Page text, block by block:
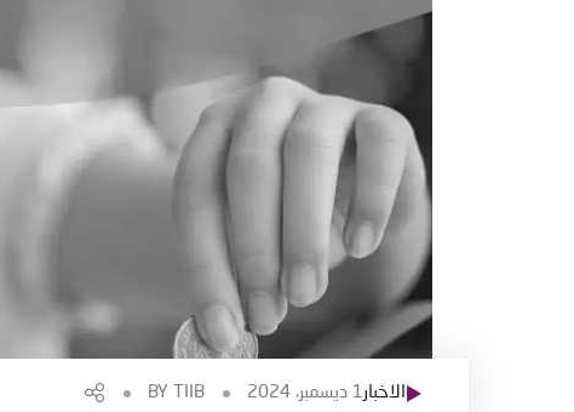
الاخبار1 ديسمبر، 2024 BY TIIB